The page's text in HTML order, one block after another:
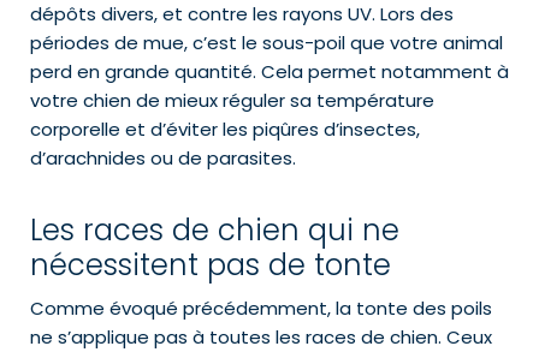
dépôts divers, et contre les rayons UV. Lors des
périodes de mue, c’est le sous-poil que votre animal
perd en grande quantité. Cela permet notamment à
votre chien de mieux réguler sa température
corporelle et d’éviter les piqûres d’insectes,
d’arachnides ou de parasites.
Les races de chien qui ne
nécessitent pas de tonte
Comme évoqué précédemment, la tonte des poils
ne s’applique pas à toutes les races de chien. Ceux